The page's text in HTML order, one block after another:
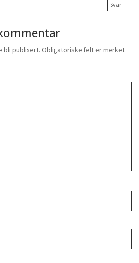
Svar
bli publisert. Obligatoriske felt er merket